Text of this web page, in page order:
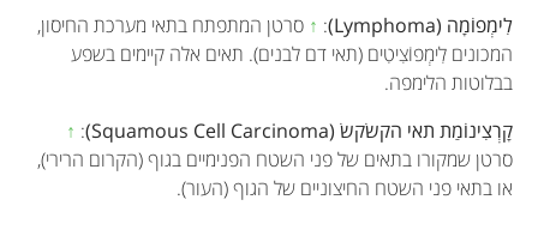
לִימְפוֹמָה (Lymphoma)
:
↑ סרטן המתפתח בתאי מערכת החיסון,
המכונים לִימְפוֹצִיטִים (תאי דם לבנים). תאים אלה קיימים בשפע
בבלוטות הלימפה.
קָרְצִינוֹמַת תאי הקשׂקשׂ (Squamous Cell Carcinoma)
:
↑
סרטן שמקורו בתאים של פני השטח הפנימיים בגוף (הקרום הרירי),
או בתאי פני השטח החיצוניים של הגוף (העור).